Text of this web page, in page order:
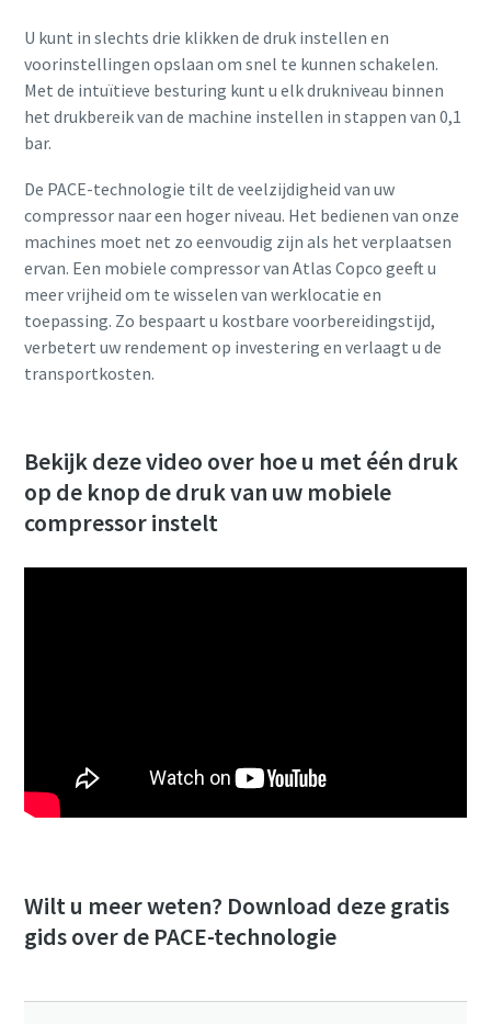
Geniet van extra kracht
Koop een mobiele compressor en ontvang één of twee
Ontdek meer
U kunt in slechts drie klikken de druk instellen en
voorinstellingen opslaan om snel te kunnen schakelen.
Met de intuïtieve besturing kunt u elk drukniveau binnen
het drukbereik van de machine instellen in stappen van 0,1
bar.
De PACE-technologie tilt de veelzijdigheid van uw
compressor naar een hoger niveau. Het bedienen van onze
machines moet net zo eenvoudig zijn als het verplaatsen
ervan. Een mobiele compressor van Atlas Copco geeft u
meer vrijheid om te wisselen van werklocatie en
toepassing. Zo bespaart u kostbare voorbereidingstijd,
verbetert uw rendement op investering en verlaagt u de
transportkosten.
Bekijk deze video over hoe u met één druk
op de knop de druk van uw mobiele
compressor instelt
Wilt u meer weten? Download deze gratis
gids over de PACE-technologie
Atlas Copco contact met u opnemen
op basis van de doorgegeven
informatie. Raadpleeg voor meer
informatie ons privacybeleid.
Ik heb het privacybeleid gelezen
en goedgekeurd
Anti-robotverificatie
Klik om te starten